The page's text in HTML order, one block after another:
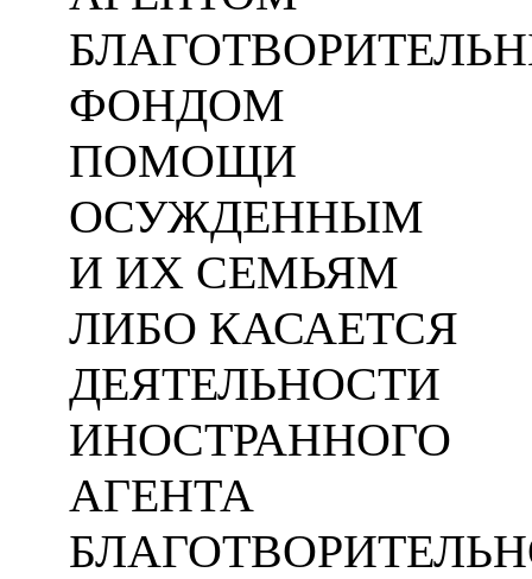
ФОНДОМ
ПОМОЩИ
ОСУЖДЕННЫМ
И ИХ СЕМЬЯМ
ЛИБО КАСАЕТСЯ
ДЕЯТЕЛЬНОСТИ
ИНОСТРАННОГО
АГЕНТА